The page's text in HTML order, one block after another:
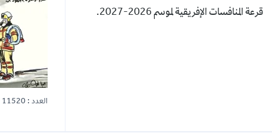
قرعة المنافسات الإفريقية لموسم 2026-2027.
العدد : 11520